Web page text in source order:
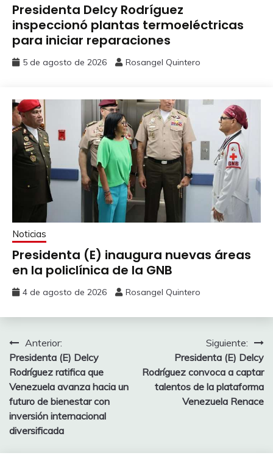
Presidenta Delcy Rodríguez
inspeccionó plantas termoeléctricas
para iniciar reparaciones
5 de agosto de 2026 Rosangel Quintero
Noticias
Presidenta (E) inaugura nuevas áreas
en la policlínica de la GNB
4 de agosto de 2026 Rosangel Quintero
Anterior:
Presidenta (E) Delcy
Rodríguez ratifica que
Venezuela avanza hacia un
futuro de bienestar con
inversión internacional
diversificada
Siguiente:
Presidenta (E) Delcy
Rodríguez convoca a captar
talentos de la plataforma
Venezuela Renace